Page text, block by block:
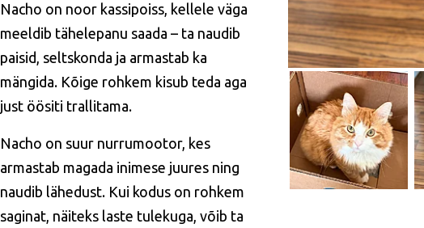
Nacho on noor kassipoiss, kellele väga
meeldib tähelepanu saada – ta naudib
paisid, seltskonda ja armastab ka
mängida. Kõige rohkem kisub teda aga
just öösiti trallitama.
Nacho on suur nurrumootor, kes
armastab magada inimese juures ning
naudib lähedust. Kui kodus on rohkem
saginat, näiteks laste tulekuga, võib ta